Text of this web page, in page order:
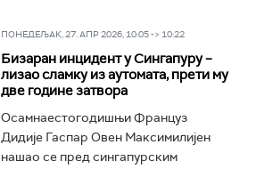
ПОНЕДЕЉАК, 27. АПР 2026, 10:05 -> 10:22
Бизаран инцидент у Сингапуру –
лизао сламку из аутомата, прети му
две године затвора
Осамнаестогодишњи Француз
Дидије Гаспар Овен Максимилијен
нашао се пред сингапурским